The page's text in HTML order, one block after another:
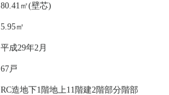
80.41㎡(壁芯)
5.95㎡
平成29年2月
67戸
RC造地下1階地上11階建2階部分階部